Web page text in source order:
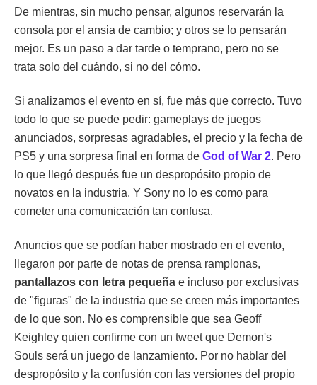
De mientras, sin mucho pensar, algunos reservarán la
consola por el ansia de cambio; y otros se lo pensarán
mejor. Es un paso a dar tarde o temprano, pero no se
trata solo del cuándo, si no del cómo.
Si analizamos el evento en sí, fue más que correcto. Tuvo
todo lo que se puede pedir: gameplays de juegos
anunciados, sorpresas agradables, el precio y la fecha de
PS5 y una sorpresa final en forma de God of War 2. Pero
lo que llegó después fue un despropósito propio de
novatos en la industria. Y Sony no lo es como para
cometer una comunicación tan confusa.
Anuncios que se podían haber mostrado en el evento,
llegaron por parte de notas de prensa ramplonas,
pantallazos con letra pequeña e incluso por exclusivas
de "figuras" de la industria que se creen más importantes
de lo que son. No es comprensible que sea Geoff
Keighley quien confirme con un tweet que Demon's
Souls será un juego de lanzamiento. Por no hablar del
despropósito y la confusión con las versiones del propio